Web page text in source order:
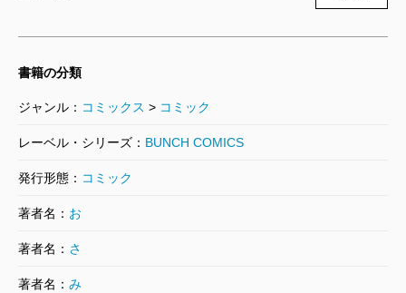
書籍の分類
ジャンル： コミックス > コミック
レーベル・シリーズ： BUNCH COMICS
発行形態： コミック
著者名： お
著者名： さ
著者名： み